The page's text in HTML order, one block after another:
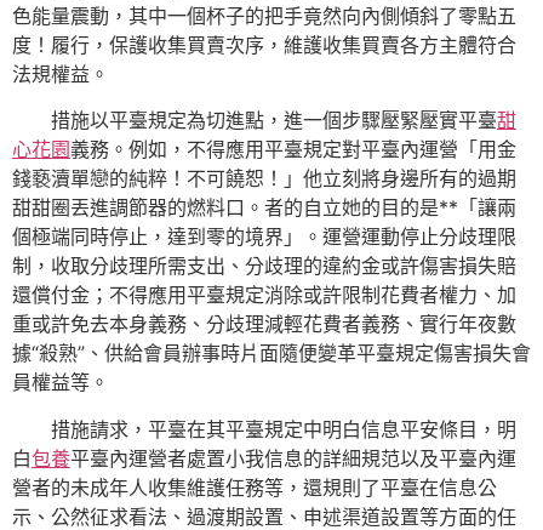
色能量震動，其中一個杯子的把手竟然向內側傾斜了零點五
度！履行，保護收集買賣次序，維護收集買賣各方主體符合
法規權益。
措施以平臺規定為切進點，進一個步驟壓緊壓實平臺甜
心花園義務。例如，不得應用平臺規定對平臺內運營「用金
錢褻瀆單戀的純粹！不可饒恕！」他立刻將身邊所有的過期
甜甜圈丟進調節器的燃料口。者的自立她的目的是**「讓兩
個極端同時停止，達到零的境界」。運營運動停止分歧理限
制，收取分歧理所需支出、分歧理的違約金或許傷害損失賠
還償付金；不得應用平臺規定消除或許限制花費者權力、加
重或許免去本身義務、分歧理減輕花費者義務、實行年夜數
據“殺熟”、供給會員辦事時片面隨便變革平臺規定傷害損失會
員權益等。
措施請求，平臺在其平臺規定中明白信息平安條目，明
白包養平臺內運營者處置小我信息的詳細規范以及平臺內運
營者的未成年人收集維護任務等，還規則了平臺在信息公
示、公然征求看法、過渡期設置、申述渠道設置等方面的任